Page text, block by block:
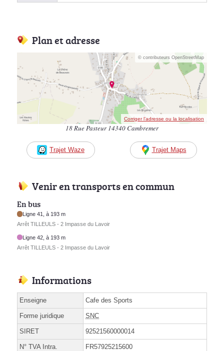
Plan et adresse
© contributeurs OpenStreetMap
Corriger l’adresse ou la localisation
18 Rue Pasteur 14340 Cambremer
Trajet Waze Trajet Maps
Venir en transports en commun
En bus
Ligne 41, à 193 m
Arrêt TILLEULS - 2 Impasse du Lavoir
Ligne 42, à 193 m
Arrêt TILLEULS - 2 Impasse du Lavoir
Informations
Enseigne Cafe des Sports
Forme juridique SNC
SIRET 92521560000014
N° TVA Intra. FR57925215600